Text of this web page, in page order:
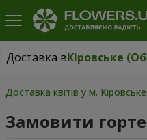
Доставка в
Доставка вКіровське
Доставка квітів у м.
Замовити